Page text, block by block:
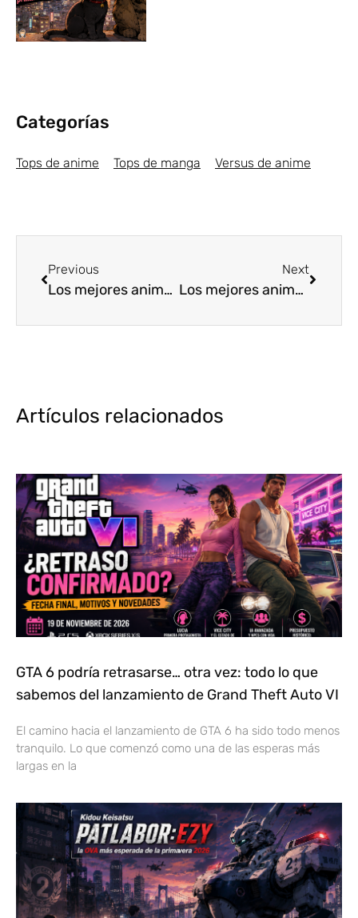
Categorías
Tops de anime Tops de manga Versus de anime
Previous
Los mejores animes Shounen de Invierno 2019 [Top5]
Next
Los mejores animes de 2018 [Top10]
Artículos relacionados
GTA 6 podría retrasarse… otra vez: todo lo que
sabemos del lanzamiento de Grand Theft Auto VI
El camino hacia el lanzamiento de GTA 6 ha sido todo menos
tranquilo. Lo que comenzó como una de las esperas más
largas en la